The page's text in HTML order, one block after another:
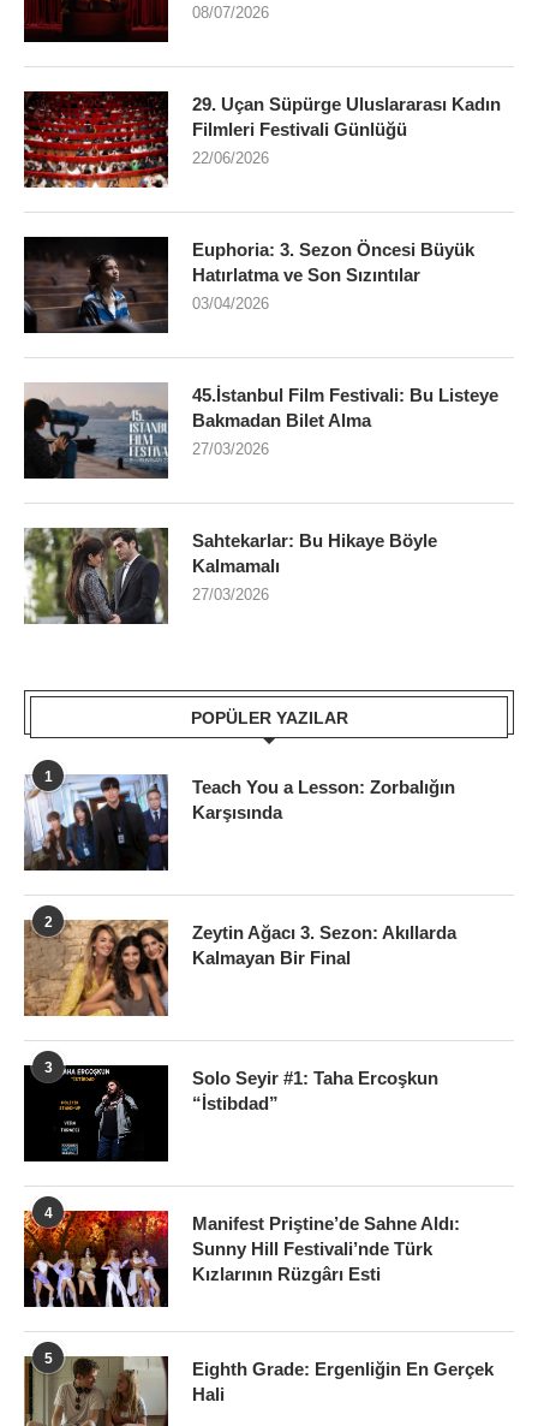
08/07/2026
29. Uçan Süpürge Uluslararası Kadın
Filmleri Festivali Günlüğü
22/06/2026
Euphoria: 3. Sezon Öncesi Büyük
Hatırlatma ve Son Sızıntılar
03/04/2026
45.İstanbul Film Festivali: Bu Listeye
Bakmadan Bilet Alma
27/03/2026
Sahtekarlar: Bu Hikaye Böyle
Kalmamalı
27/03/2026
POPÜLER YAZILAR
1
Teach You a Lesson: Zorbalığın
Karşısında
2
Zeytin Ağacı 3. Sezon: Akıllarda
Kalmayan Bir Final
3
Solo Seyir #1: Taha Ercoşkun
“İstibdad”
4
Manifest Priştine’de Sahne Aldı:
Sunny Hill Festivali’nde Türk
Kızlarının Rüzgârı Esti
5
Eighth Grade: Ergenliğin En Gerçek
Hali